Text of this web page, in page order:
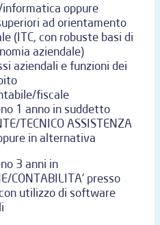
oppure
ad orientamento
(ITC, con robuste basi di
aziendale)
aziendali e funzioni dei
fiscale
1 anno in suddetto
TECNICO ASSISTENZA
in alternativa
3 anni in
CONTABILITA' presso
utilizzo di software